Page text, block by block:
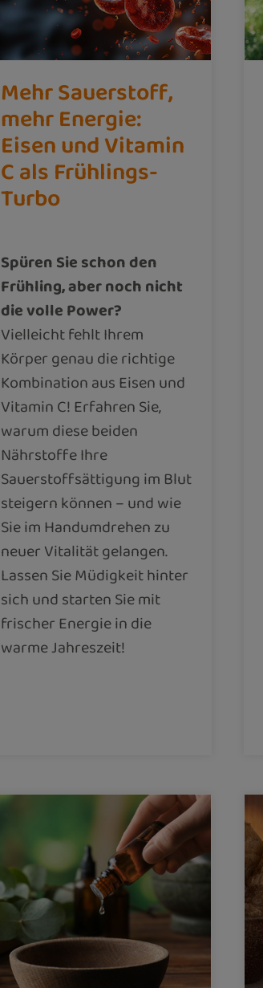
Mehr Sauerstoff,
mehr Energie:
Eisen und Vitamin
C als Frühlings-
Turbo
Spüren Sie schon den
Frühling, aber noch nicht
die volle Power?
Vielleicht fehlt Ihrem
Körper genau die richtige
Kombination aus Eisen und
Vitamin C! Erfahren Sie,
warum diese beiden
Nährstoffe Ihre
Sauerstoffsättigung im Blut
steigern können – und wie
Sie im Handumdrehen zu
neuer Vitalität gelangen.
Lassen Sie Müdigkeit hinter
sich und starten Sie mit
frischer Energie in die
warme Jahreszeit!